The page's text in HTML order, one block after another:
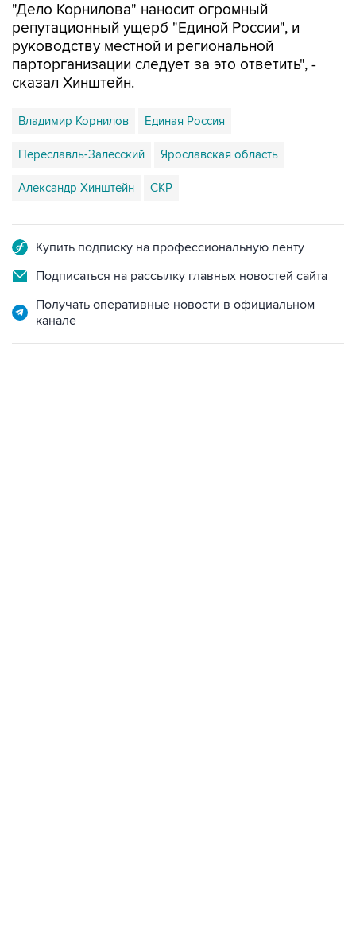
руководству местной и региональной
парторганизации следует за это ответить", -
сказал Хинштейн.
Владимир Корнилов
Переславль-Залесский Ярославская область
Александр Хинштейн СКР
Подписаться на рассылку главных новостей сайта
Получать оперативные новости в официальном